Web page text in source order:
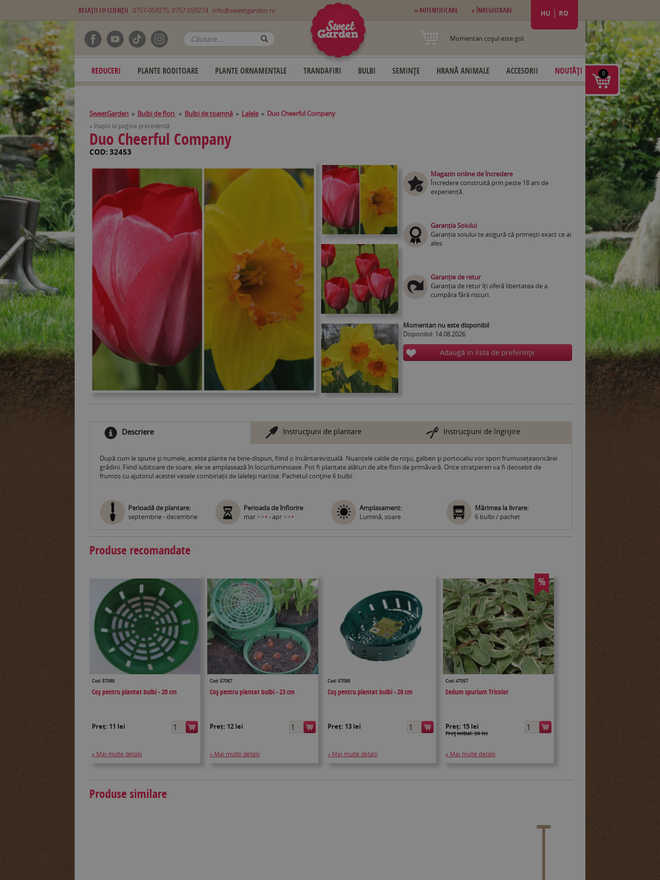
RELAŢII CU CLIENŢII 0757-059275, 0757-059274 info@sweetgarden.ro » AUTENTIFICARE » ÎNREGISTRARE HU RO
Momentan coşul este gol.
REDUCERI PLANTE RODITOARE PLANTE ORNAMENTALE TRANDAFIRI BULBI SEMINȚE HRANĂ ANIMALE ACCESORII NOUTĂȚI
SweetGarden » Bulbi de flori » Bulbi de toamnă » Lalele » Duo Cheerful Company
« Înapoi la pagina precedentă
Duo Cheerful Company
COD: 32453
Magazin online de încredere
Încredere construită prin peste 18 ani de
experiență.
Garanția Soiului
Garanția soiului te asigură că primești exact ce ai
ales.
Garanție de retur
Garanția de retur îți oferă libertatea de a
cumpăra fără riscuri.
Momentan nu este disponibil
Disponibil: 14.08.2026
Adaugă in lista de preferinţe
Descriere Instrucţiuni de plantare Instrucţiuni de îngrijire
După cum le spune și numele, aceste plante ne bine-dispun, fiind o încântarevizuală. Nuanțele calde de roșu, galben și portocaliu vor spori frumusețeaoricărei
grădini. Fiind iubitoare de soare, ele se amplasează în locuriluminoase. Pot fi plantate alături de alte flori de primăvară. Orice stratperen va fi deosebit de
frumos cu ajutorul acestei vesele combinații de laleleși narcise. Pachetul conţine 6 bulbi.
Perioadă de plantare:
septembrie - decembrie
Perioada de înflorire:
mar •••- apr •••
Amplasament:
Lumină, soare
Mărimea la livrare:
6 bulbi / pachet
Produse recomandate
Cod: 57086
Coș pentru plantat bulbi - 20 cm
Preț: 11 lei
» Mai multe detalii
Cod: 57087
Coș pentru plantat bulbi - 23 cm
Preț: 12 lei
» Mai multe detalii
Cod: 57088
Coș pentru plantat bulbi - 26 cm
Preț: 13 lei
» Mai multe detalii
%
Cod: 47057
Sedum spurium Tricolor
Preț: 15 lei
Preţ inițial: 20 lei
» Mai multe detalii
Produse similare
0